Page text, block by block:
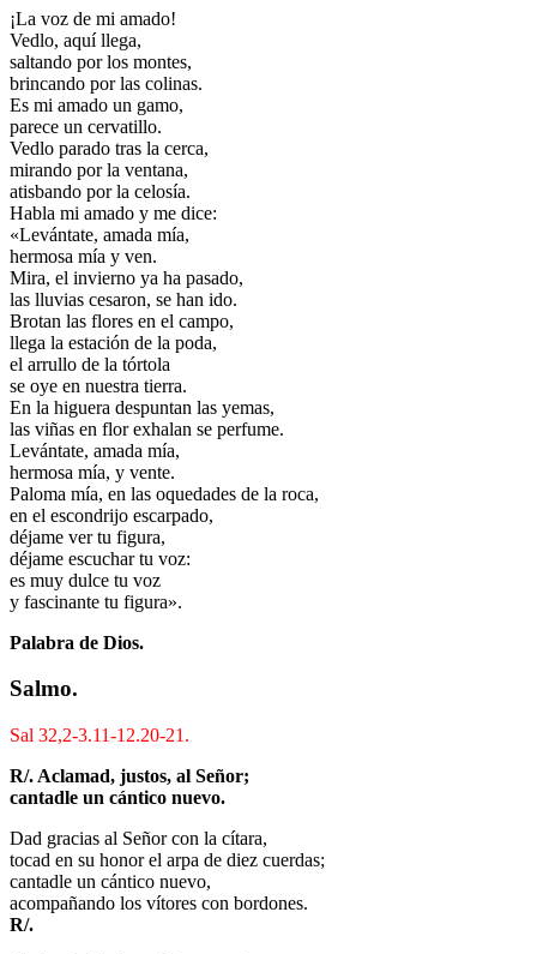
¡La voz de mi amado!
Vedlo, aquí llega,
saltando por los montes,
brincando por las colinas.
Es mi amado un gamo,
parece un cervatillo.
Vedlo parado tras la cerca,
mirando por la ventana,
atisbando por la celosía.
Habla mi amado y me dice:
«Levántate, amada mía,
hermosa mía y ven.
Mira, el invierno ya ha pasado,
las lluvias cesaron, se han ido.
Brotan las flores en el campo,
llega la estación de la poda,
el arrullo de la tórtola
se oye en nuestra tierra.
En la higuera despuntan las yemas,
las viñas en flor exhalan se perfume.
Levántate, amada mía,
hermosa mía, y vente.
Paloma mía, en las oquedades de la roca,
en el escondrijo escarpado,
déjame ver tu figura,
déjame escuchar tu voz:
es muy dulce tu voz
y fascinante tu figura».
Palabra de Dios.
Salmo.
Sal 32,2-3.11-12.20-21.
R/. Aclamad, justos, al Señor;
cantadle un cántico nuevo.
Dad gracias al Señor con la cítara,
tocad en su honor el arpa de diez cuerdas;
cantadle un cántico nuevo,
acompañando los vítores con bordones.
R/.